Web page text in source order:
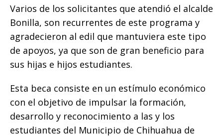
Varios de los solicitantes que atendió el alcalde
Bonilla, son recurrentes de este programa y
agradecieron al edil que mantuviera este tipo
de apoyos, ya que son de gran beneficio para
sus hijas e hijos estudiantes.
Esta beca consiste en un estímulo económico
con el objetivo de impulsar la formación,
desarrollo y reconocimiento a las y los
estudiantes del Municipio de Chihuahua de